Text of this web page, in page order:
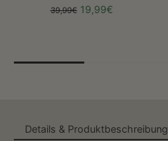
39,99€ 19,99€
Details & Produktbeschreibung